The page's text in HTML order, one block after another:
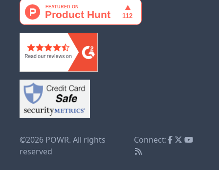
©2026 POWR. All rights
reserved
Connect: